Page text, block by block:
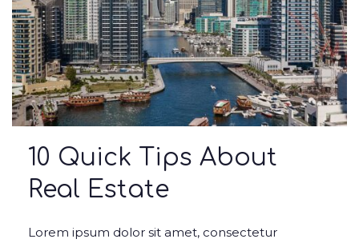
10 Quick Tips About
Real Estate
Lorem ipsum dolor sit amet, consectetur